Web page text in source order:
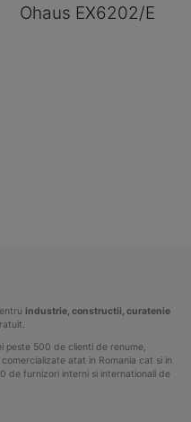
Ohaus EX6202/E
industrie, constructii, curatenie
peste 500 de clienti de renume,
atat in Romania cat si in
de furnizori interni si internationali de